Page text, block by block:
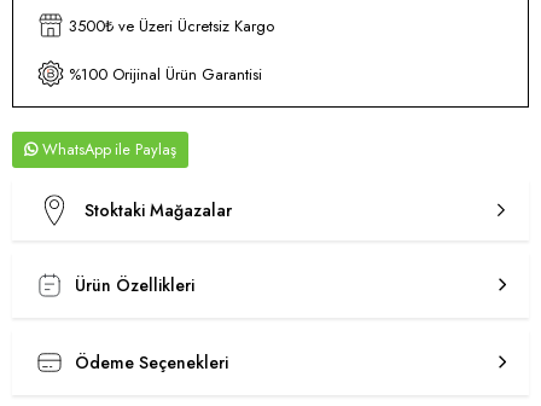
3500₺ ve Üzeri Ücretsiz Kargo
%100 Orijinal Ürün Garantisi
WhatsApp
Stoktaki Mağazalar
Ürün Özellikleri
Ödeme Seçenekleri